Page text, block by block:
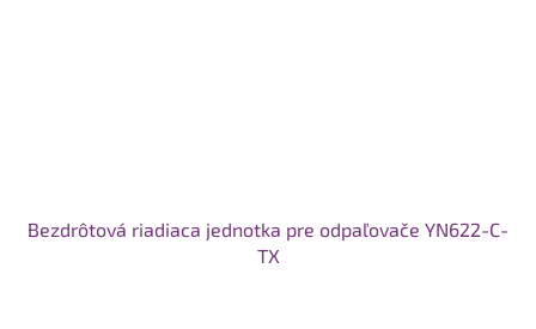
Bezdrôtová riadiaca jednotka pre odpaľovače YN622-C-
TX